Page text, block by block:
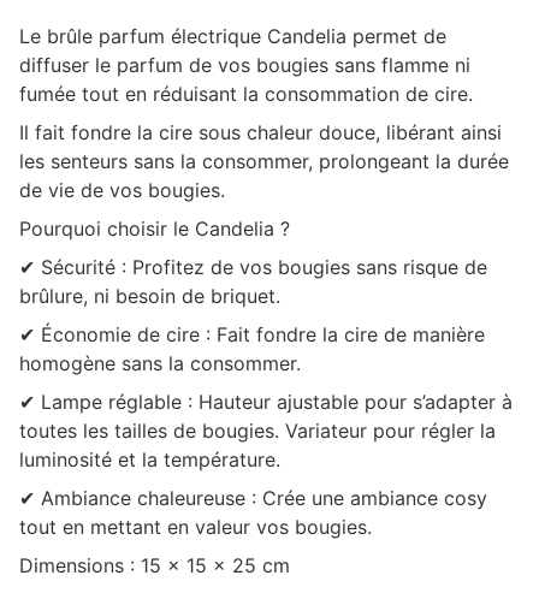
Le brûle parfum électrique Candelia permet de
diffuser le parfum de vos bougies sans flamme ni
fumée tout en réduisant la consommation de cire.
Il fait fondre la cire sous chaleur douce, libérant ainsi
les senteurs sans la consommer, prolongeant la durée
de vie de vos bougies.
Pourquoi choisir le Candelia ?
✔ Sécurité : Profitez de vos bougies sans risque de
brûlure, ni besoin de briquet.
✔ Économie de cire : Fait fondre la cire de manière
homogène sans la consommer.
✔ Lampe réglable : Hauteur ajustable pour s’adapter à
toutes les tailles de bougies. Variateur pour régler la
luminosité et la température.
✔ Ambiance chaleureuse : Crée une ambiance cosy
tout en mettant en valeur vos bougies.
Dimensions : 15 x 15 x 25 cm